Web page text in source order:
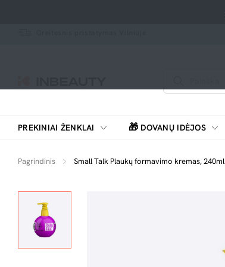
PREKINIAI ŽENKLAI 🎁 DOVANŲ IDĖJOS
Pagrindinis Small Talk Plaukų formavimo kremas, 240ml